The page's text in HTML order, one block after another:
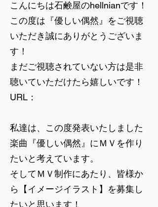
こんにちは石鹸屋のhellnianです！
この度は『優しい偶然』をご視聴
いただき誠にありがとうございま
す！
まだご視聴されていない方は是非
聴いていただけたら嬉しいです！
URL：
私達は、この度発表いたしました
楽曲『優しい偶然』にＭＶを作り
たいと考えています。
そしてＭＶ制作にあたり、皆様か
ら【イメージイラスト】を募集し
たいと思います！